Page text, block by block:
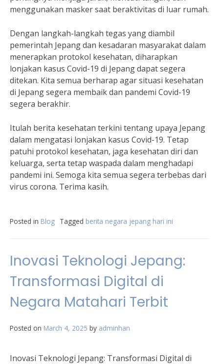
menggunakan masker saat beraktivitas di luar rumah.
Dengan langkah-langkah tegas yang diambil
pemerintah Jepang dan kesadaran masyarakat dalam
menerapkan protokol kesehatan, diharapkan
lonjakan kasus Covid-19 di Jepang dapat segera
ditekan. Kita semua berharap agar situasi kesehatan
di Jepang segera membaik dan pandemi Covid-19
segera berakhir.
Itulah berita kesehatan terkini tentang upaya Jepang
dalam mengatasi lonjakan kasus Covid-19. Tetap
patuhi protokol kesehatan, jaga kesehatan diri dan
keluarga, serta tetap waspada dalam menghadapi
pandemi ini. Semoga kita semua segera terbebas dari
virus corona. Terima kasih.
Posted in Blog Tagged berita negara jepang hari ini
Inovasi Teknologi Jepang:
Transformasi Digital di
Negara Matahari Terbit
Posted on March 4, 2025 by adminhan
Inovasi Teknologi Jepang: Transformasi Digital di